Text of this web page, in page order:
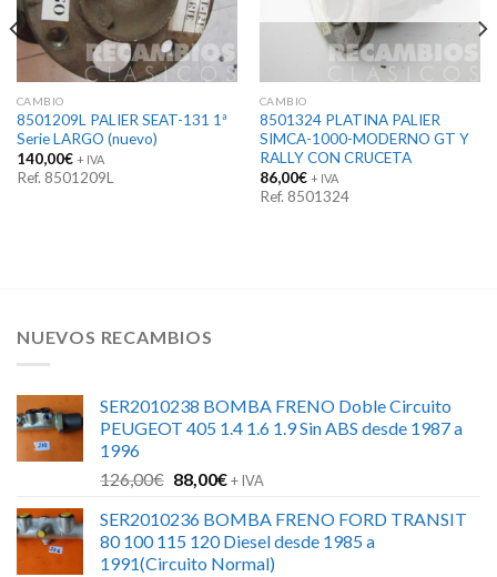
CAMBIO
8501209L PALIER SEAT-131 1ª
Serie LARGO (nuevo)
140,00€ + IVA
Ref. 8501209L
CAMBIO
8501324 PLATINA PALIER
SIMCA-1000-MODERNO GT Y
RALLY CON CRUCETA
86,00€ + IVA
Ref. 8501324
NUEVOS RECAMBIOS
SER2010238 BOMBA FRENO Doble Circuito
PEUGEOT 405 1.4 1.6 1.9 Sin ABS desde 1987 a
1996
126,00€ El
original
era:
126,00€.
88,00€El
actual
es:
88,00€.
+ IVA
SER2010236 BOMBA FRENO FORD TRANSIT
80 100 115 120 Diesel desde 1985 a
1991(Circuito Normal)